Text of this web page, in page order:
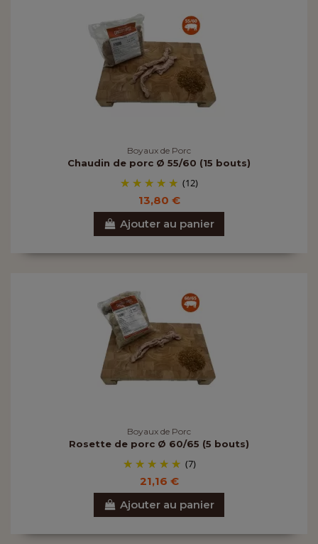
Boyaux de Porc
Chaudin de porc Ø 55/60 (15 bouts)
(12)
13,80 €
Ajouter au panier
Boyaux de Porc
Rosette de porc Ø 60/65 (5 bouts)
(7)
21,16 €
Ajouter au panier